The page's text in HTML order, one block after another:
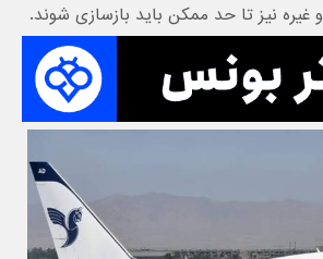
غیره نیز تا حد ممکن باید بازسازی شوند.